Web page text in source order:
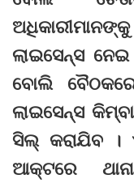
ଲାଇସେନ୍ସ
ବୋଲି
ଲାଇସେନ୍ସ
ସିଲ୍ କରାଯିବ ।
ଆକ୍ଟରେ